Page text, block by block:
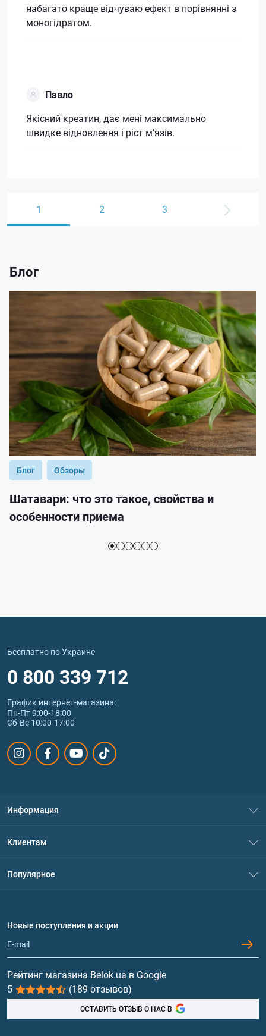
набагато краще відчуваю ефект в порівнянні з
моногідратом.
Павло
Якісний креатин, дає мені максимально
швидке відновлення і ріст м'язів.
1 2 3
Блог
Блог Обзоры
Шатавари: что это такое, свойства и
особенности приема
Бесплатно по Украине
0 800 339 712
График интернет‑магазина:
Пн-Пт 9:00-18:00
Сб-Вс 10:00-17:00
Информация
Политика конфиденциальности
Обмен и возврат
Клиентам
Популярное
Протеин
Гейнеры
Витамины и минералы
Рыбий жир, жирные кислоты
Новые поступления и акции
Рейтинг магазина Belok.ua в Google
5
(189 отзывов)
ОСТАВИТЬ ОТЗЫВ О НАС В